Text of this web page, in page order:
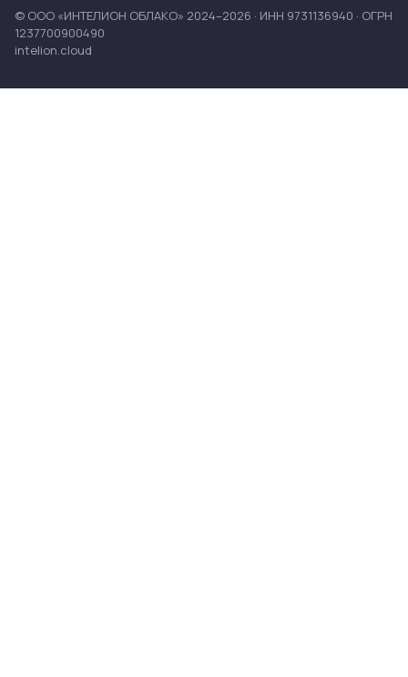
© ООО «ИНТЕЛИОН ОБЛАКО» 2024–2026 · ИНН 9731136940 · ОГРН
1237700900490
intelion.cloud